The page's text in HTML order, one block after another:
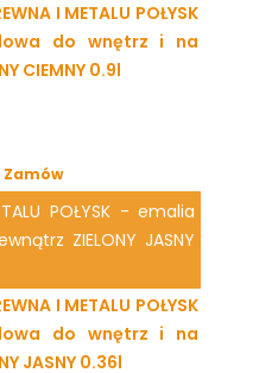
I METALU POŁYSK
do wnętrz i na
CIEMNY 0.9l
Zamów
POŁYSK - emalia
ZIELONY JASNY
I METALU POŁYSK
do wnętrz i na
JASNY 0.36l